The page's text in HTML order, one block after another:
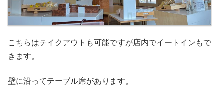
こちらはテイクアウトも可能ですが店内でイートインもで
きます。
壁に沿ってテーブル席があります。